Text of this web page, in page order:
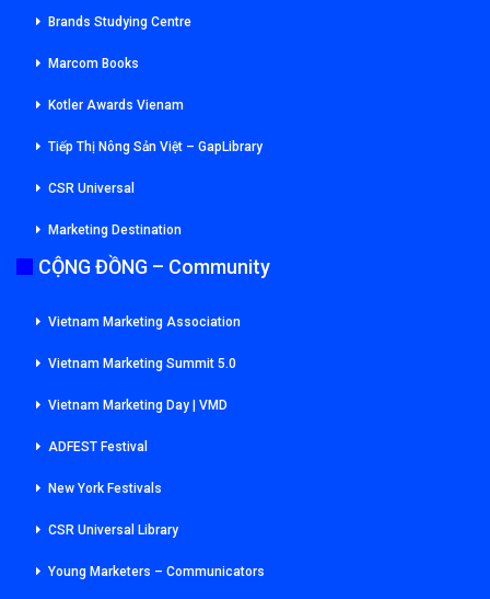
Brands Studying Centre
Marcom Books
Kotler Awards Vienam
Tiếp Thị Nông Sản Việt – GapLibrary
CSR Universal
Marketing Destination
CỘNG ĐỒNG – Community
Vietnam Marketing Association
Vietnam Marketing Summit 5.0
Vietnam Marketing Day | VMD
ADFEST Festival
New York Festivals
CSR Universal Library
Young Marketers – Communicators